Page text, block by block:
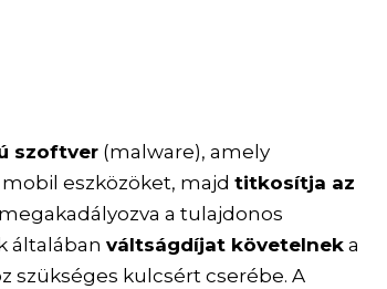
szoftver (malware), amely
eszközöket, majdtitkosítja az
a tulajdonos
általábanváltságdíjat követelnek a
szükséges kulcsért cserébe. A